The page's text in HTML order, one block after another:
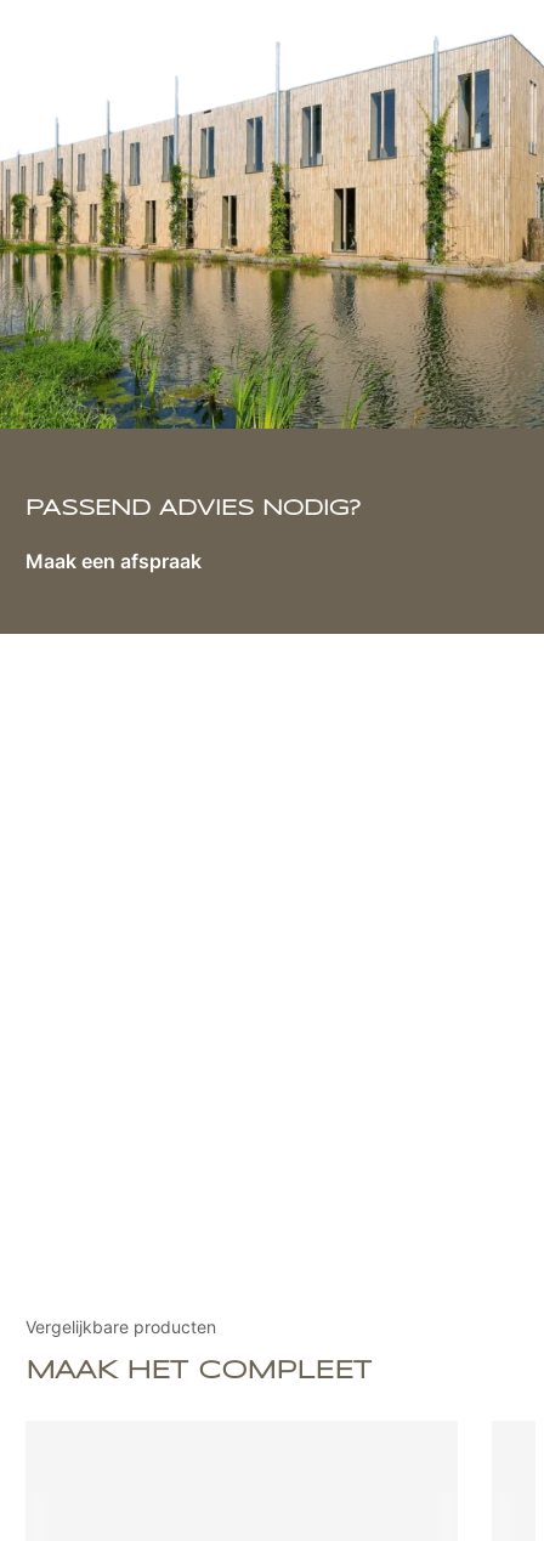
PASSEND ADVIES NODIG?
Maak een afspraak
Vergelijkbare producten
MAAK HET COMPLEET